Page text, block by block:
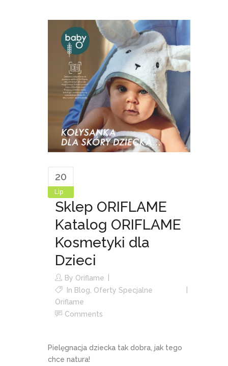
20
Lip
Sklep ORIFLAME
Katalog ORIFLAME
Kosmetyki dla
Dzieci
By Oriflame
In Blog Oferty Specjalne
Oriflame
Comments
Pielęgnacja dziecka tak dobra, jak tego
chce natura!